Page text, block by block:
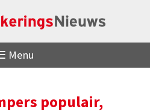
Menu
populair,